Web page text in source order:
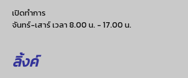
เปิดทำการ
จันทร์-เสาร์ เวลา 8.00 น. - 17.00 น.
ลิ้งค์